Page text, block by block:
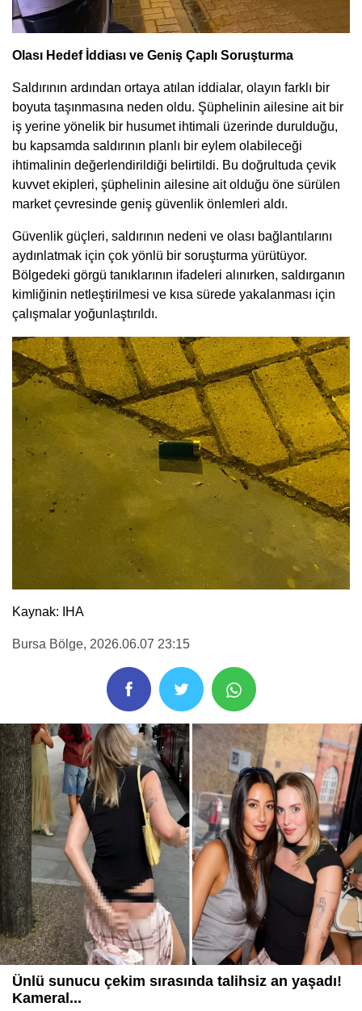
Olası Hedef İddiası ve Geniş Çaplı Soruşturma
Saldırının ardından ortaya atılan iddialar, olayın farklı bir
boyuta taşınmasına neden oldu. Şüphelinin ailesine ait bir
iş yerine yönelik bir husumet ihtimali üzerinde durulduğu,
bu kapsamda saldırının planlı bir eylem olabileceği
ihtimalinin değerlendirildiği belirtildi. Bu doğrultuda çevik
kuvvet ekipleri, şüphelinin ailesine ait olduğu öne sürülen
market çevresinde geniş güvenlik önlemleri aldı.
Güvenlik güçleri, saldırının nedeni ve olası bağlantılarını
aydınlatmak için çok yönlü bir soruşturma yürütüyor.
Bölgedeki görgü tanıklarının ifadeleri alınırken, saldırganın
kimliğinin netleştirilmesi ve kısa sürede yakalanması için
çalışmalar yoğunlaştırıldı.
Kaynak: IHA
Bursa Bölge, 2026.06.07 23:15
Ünlü sunucu çekim sırasında talihsiz an yaşadı!
Kameral...